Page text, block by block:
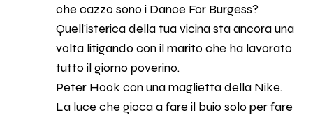
che cazzo sono i Dance For Burgess?
Quell'isterica della tua vicina sta ancora una
volta litigando con il marito che ha lavorato
tutto il giorno poverino.
Peter Hook con una maglietta della Nike.
La luce che gioca a fare il buio solo per fare